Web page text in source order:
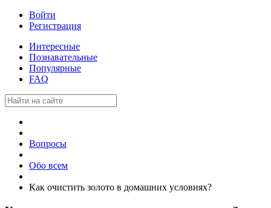
Войти
Регистрация
Интересные
Познавательные
Популярные
FAQ
Вопросы
Обо всем
Как очистить золото в домашних условиях?